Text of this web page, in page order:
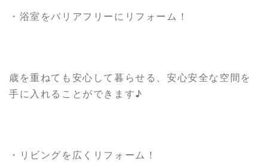
・浴室をバリアフリーにリフォーム！
歳を重ねても安心して暮らせる、安心安全な空間を
手に入れることができます♪
・リビングを広くリフォーム！